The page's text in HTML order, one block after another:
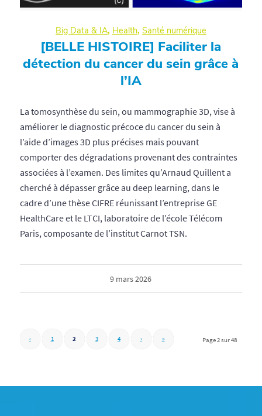
Big Data & IA, Health, Santé numérique
[BELLE HISTOIRE] Faciliter la
détection du cancer du sein grâce à
l’IA
La tomosynthèse du sein, ou mammographie 3D, vise à
améliorer le diagnostic précoce du cancer du sein à
l’aide d’images 3D plus précises mais pouvant
comporter des dégradations provenant des contraintes
associées à l’examen. Des limites qu’Arnaud Quillent a
cherché à dépasser grâce au deep learning, dans le
cadre d’une thèse CIFRE réunissant l’entreprise GE
HealthCare et le LTCI, laboratoire de l’école Télécom
Paris, composante de l’institut Carnot TSN.
9 mars 2026
Page 2 sur 48
‹ 1 2 3 4 › »